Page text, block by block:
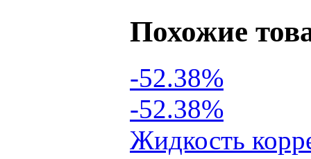
Похожие
-52.38%
-52.38%
Жидкость